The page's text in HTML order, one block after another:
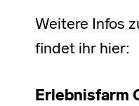
Weitere Infos
findet ihr hier:
Erlebnisfarm